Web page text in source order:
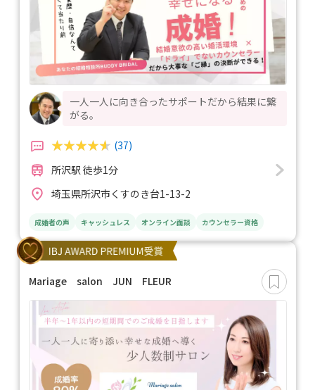
一人一人に向き合ったサポートだから結果に繋
がる。
(37)
所沢駅 徒歩1分
埼玉県所沢市くすのき台1-13-2
成婚者の声 キャッシュレス オンライン面談 カウンセラー資格
Mariage salon JUN FLEUR